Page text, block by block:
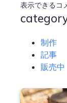
表示できるコ
制作
記事
販売中